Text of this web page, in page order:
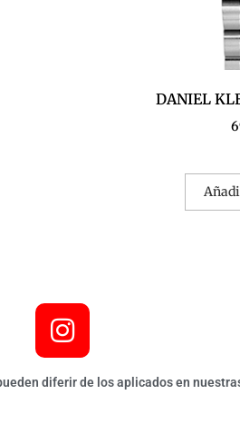
DANIEL
diferir de los aplicados en